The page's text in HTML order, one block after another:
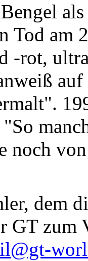
Tod am
-rot,
noch
dem
GT zum